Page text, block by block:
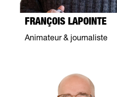
FRANÇOIS LAPOINTE
Animateur & journaliste